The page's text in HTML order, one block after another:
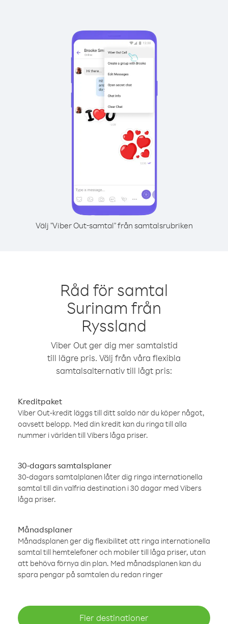
Välj "Viber Out-samtal" från samtalsrubriken
Råd för samtal
Surinam från
Ryssland
Viber Out ger dig mer samtalstid
till lägre pris. Välj från våra flexibla
samtalsalternativ till lågt pris:
Kreditpaket
Viber Out-kredit läggs till ditt saldo när du köper något,
oavsett belopp. Med din kredit kan du ringa till alla
nummer i världen till Vibers låga priser.
30-dagars samtalsplaner
30-dagars samtalplanen låter dig ringa internationella
samtal till din valfria destination i 30 dagar med Vibers
låga priser.
Månadsplaner
Månadsplanen ger dig flexibilitet att ringa internationella
samtal till hemtelefoner och mobiler till låga priser, utan
att behöva förnya din plan. Med månadsplanen kan du
spara pengar på samtalen du redan ringer
Fler destinationer